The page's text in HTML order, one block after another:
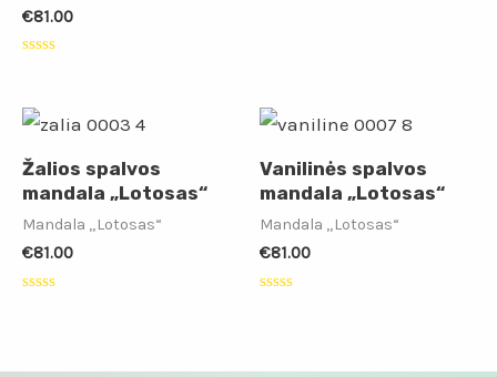
€81.00
5
Žalios spalvos
mandala „Lotosas“
Mandala „Lotosas“
€81.00
Vanilinės spalvos
mandala „Lotosas“
Mandala „Lotosas“
€81.00